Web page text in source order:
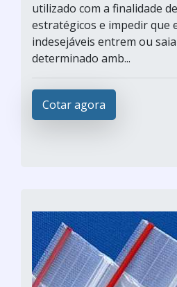
utilizado com a finalidade
estratégicos e impedir que
indesejáveis entrem ou
determinado amb...
Cotar agora